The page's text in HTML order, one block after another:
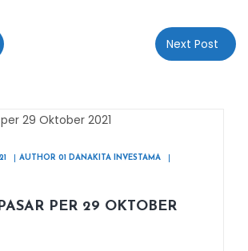
Next Post
AUTHOR 01 DANAKITA INVESTAMA
PER 29 OKTOBER